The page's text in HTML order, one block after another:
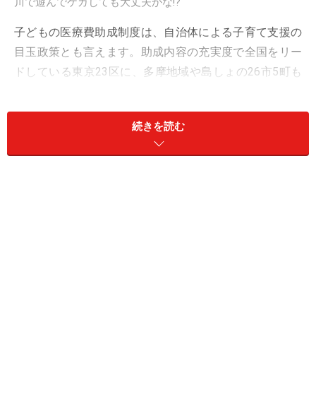
子どもの医療費助成制度は、自治体による子育て支援の
目玉政策とも言えます。助成内容の充実度で全国をリー
ドしている東京23区に、多摩地域や島しょの26市5町も
東京都の子ども医療費助成の概要…1P
続きを読む